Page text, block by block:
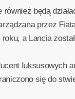
będą
przez
a Lancia
luksusowych
się do